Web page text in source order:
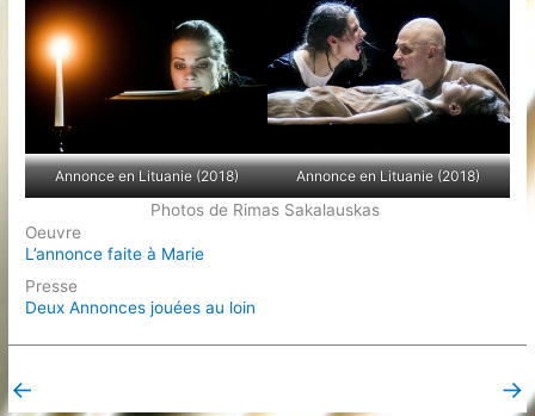
Annonce en Lituanie (2018) Annonce en Lituanie (2018)
Photos de Rimas Sakalauskas
Oeuvre
L’annonce faite à Marie
Presse
Deux Annonces jouées au loin
← →